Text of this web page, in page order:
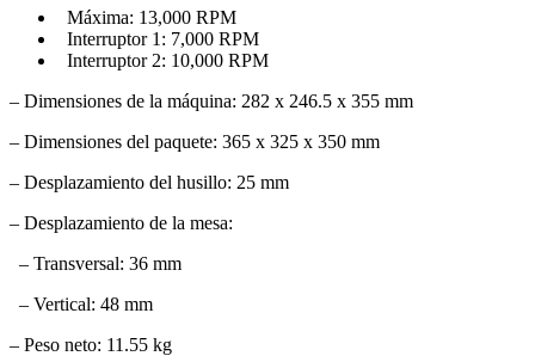
Máxima: 13,000 RPM
Interruptor 1: 7,000 RPM
Interruptor 2: 10,000 RPM
– Dimensiones de la máquina: 282 x 246.5 x 355 mm
– Dimensiones del paquete: 365 x 325 x 350 mm
– Desplazamiento del husillo: 25 mm
– Desplazamiento de la mesa:
– Transversal: 36 mm
– Vertical: 48 mm
– Peso neto: 11.55 kg